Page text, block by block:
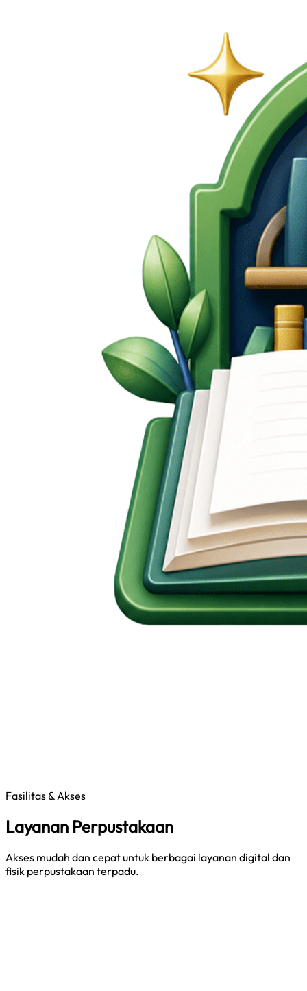
Fasilitas & Akses
Layanan Perpustakaan
Akses mudah dan cepat untuk berbagai layanan digital dan
fisik perpustakaan terpadu.